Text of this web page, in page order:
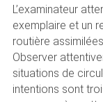
L’examinateur
exemplaire et un
routière
Observer
situations de
intentions sont